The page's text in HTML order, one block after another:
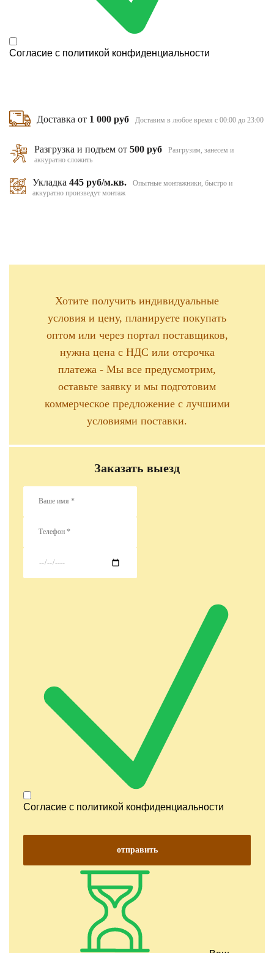
Согласие с политикой конфиденциальности
Доставка от 1 000 руб Доставим в любое время с 00:00 до 23:00
Разгрузка и подъем от500 руб
Разгрузим, занесем и
аккуратно сложить
Укладка 445 руб/м.кв.
Опытные монтажники, быстро и
аккуратно произведут монтаж
Хотите получить индивидуальные
условия и цену, планируете покупать
оптом или через портал поставщиков,
нужна цена с НДС или отсрочка
платежа - Мы все предусмотрим,
оставьте заявку и мы подготовим
коммерческое предложение с лучшими
условиями поставки.
Заказать выезд
Согласие с политикой конфиденциальности
отправить